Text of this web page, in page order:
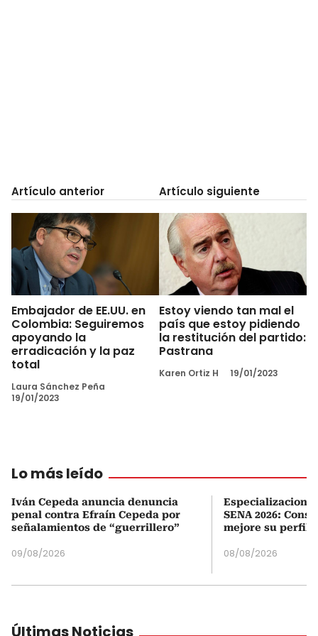
Artículo anterior
Embajador de EE.UU. en
Colombia: Seguiremos
apoyando la
erradicación y la paz
total
Laura Sánchez Peña
19/01/2023
Artículo siguiente
Estoy viendo tan mal el
país que estoy pidiendo
la restitución del partido:
Pastrana
Karen Ortiz H 19/01/2023
Lo más leído
Iván Cepeda anuncia denuncia
penal contra Efraín Cepeda por
señalamientos de “guerrillero”
09/08/2026
SENA 2026:
mejore su perfil
08/08/2026